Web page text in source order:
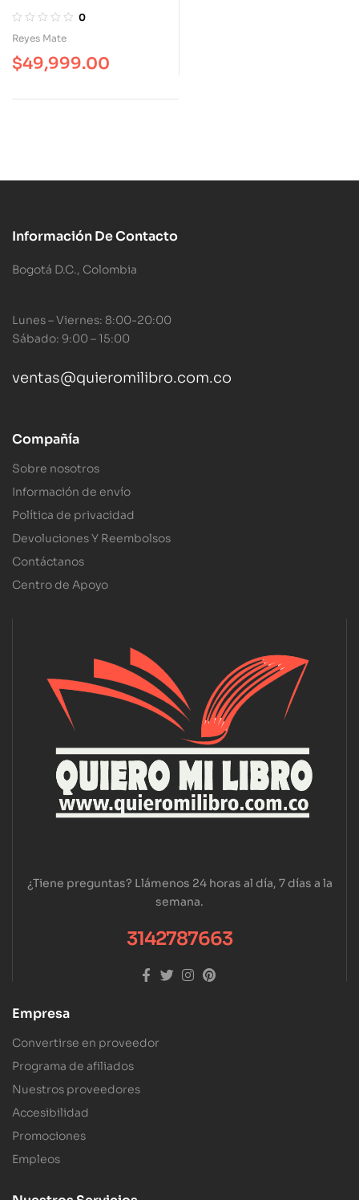
Culpa A La
Reconciliación
0
Reyes Mate
$49,999.00
Información De Contacto
Bogotá D.C., Colombia
Lunes – Viernes: 8:00-20:00
Sábado: 9:00 – 15:00
ventas@quieromilibro.com.co
Compañía
Sobre nosotros
Información de envío
Política de privacidad
Devoluciones Y Reembolsos
Contáctanos
Centro de Apoyo
¿Tiene preguntas? Llámenos 24 horas al día, 7 días a la
semana.
3142787663
Empresa
Convertirse en proveedor
Programa de afiliados
Nuestros proveedores
Accesibilidad
Promociones
Empleos